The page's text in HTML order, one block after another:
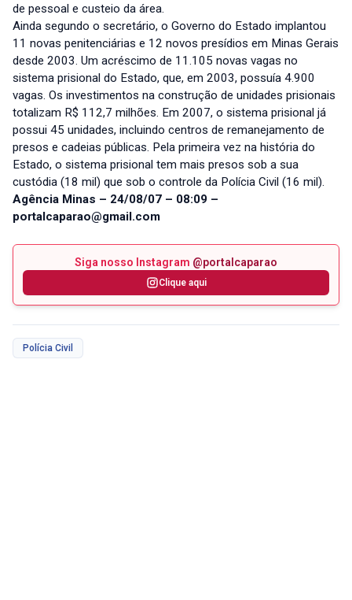
de pessoal e custeio da área.
Ainda segundo o secretário, o Governo do Estado implantou
11 novas penitenciárias e 12 novos presídios em Minas Gerais
desde 2003. Um acréscimo de 11.105 novas vagas no
sistema prisional do Estado, que, em 2003, possuía 4.900
vagas. Os investimentos na construção de unidades prisionais
totalizam R$ 112,7 milhões. Em 2007, o sistema prisional já
possui 45 unidades, incluindo centros de remanejamento de
presos e cadeias públicas. Pela primeira vez na história do
Estado, o sistema prisional tem mais presos sob a sua
custódia (18 mil) que sob o controle da Polícia Civil (16 mil).
Agência Minas – 24/08/07 – 08:09 –
portalcaparao@gmail.com
Siga nosso Instagram @portalcaparao
Clique aqui
Polícia Civil